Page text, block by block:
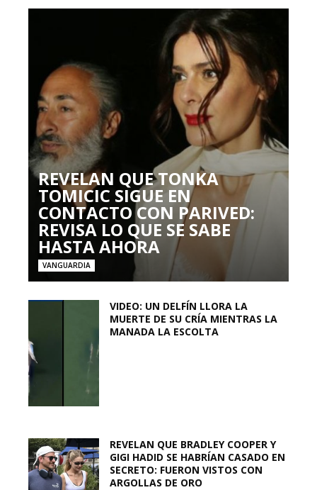
REVELAN QUE TONKA
TOMICIC SIGUE EN
CONTACTO CON PARIVED:
REVISA LO QUE SE SABE
HASTA AHORA
VANGUARDIA
VIDEO: UN DELFÍN LLORA LA
MUERTE DE SU CRÍA MIENTRAS LA
MANADA LA ESCOLTA
REVELAN QUE BRADLEY COOPER Y
GIGI HADID SE HABRÍAN CASADO EN
SECRETO: FUERON VISTOS CON
ARGOLLAS DE ORO